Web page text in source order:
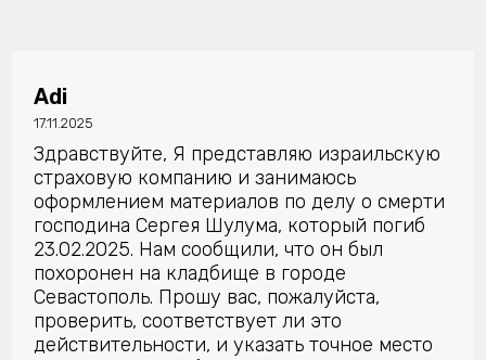
Adi
17.11.2025
Здравствуйте, Я представляю израильскую
страховую компанию и занимаюсь
оформлением материалов по делу о смерти
господина Сергeя Шулума, который погиб
23.02.2025. Нам сообщили, что он был
похоронен на кладбище в городе
Севастополь. Прошу вас, пожалуйста,
проверить, соответствует ли это
действительности, и указать точное место